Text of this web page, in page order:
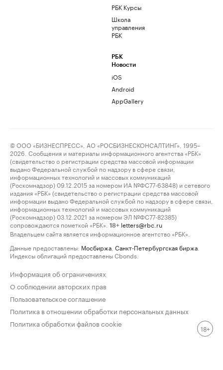
РБК Курсы
Школа
управления
РБК
РБК
Новости
iOS
Android
AppGallery
© ООО «БИЗНЕСПРЕСС», АО «РОСБИЗНЕСКОНСАЛТИНГ», 1995–
2026. Сообщения и материалы информационного агентства «РБК»
(свидетельство о регистрации средства массовой информации
выдано Федеральной службой по надзору в сфере связи,
информационных технологий и массовых коммуникаций
(Роскомнадзор) 09.12.2015 за номером ИА №ФС77-63848) и сетевого
издания «РБК» (свидетельство о регистрации средства массовой
информации выдано Федеральной службой по надзору в сфере связи,
информационных технологий и массовых коммуникаций
(Роскомнадзор) 03.12.2021 за номером ЭЛ №ФС77-82385)
сопровождаются пометкой «РБК».
18+ letters@rbc.ru
Владельцем сайта является информационное агентство «РБК».
Данные предоставлены: Мосбиржа Санкт-Петербургская биржа
Индексы облигаций предоставлены Cbonds.
Информация об ограничениях
О соблюдении авторских прав
Пользовательское соглашение
Политика в отношении обработки персональных данных
Политика обработки файлов cookie
18+